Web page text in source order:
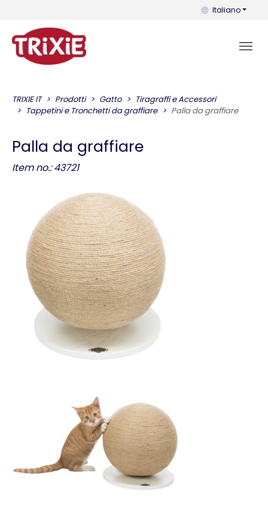
Puoi cambiare
Italiano
TRIXIE IT Prodotti Gatto
Tiragraffi e Accessori
Tappetini e Tronchetti da graffiare
Palla da graffiare
Palla da graffiare
Item no.: 43721